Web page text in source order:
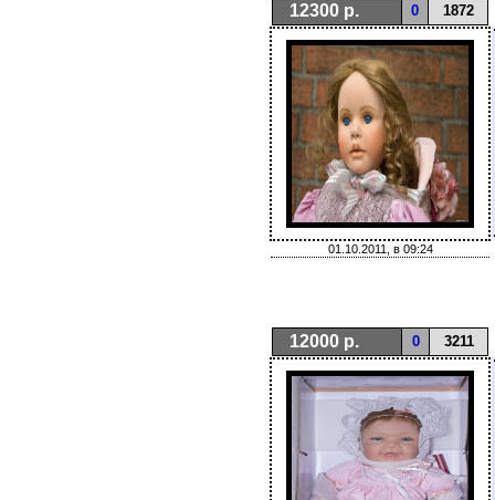
12300 р. 0 1872
01.10.2011, в 09:24
12000 р. 0 3211